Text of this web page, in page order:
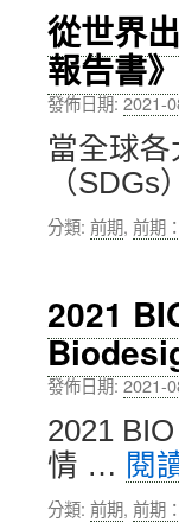
從世界
報告書
發佈日期:2021-
當全球
（
分類: 前期, 前期
2021
發佈日期:2021-
2021
情 … 閱
分類: 前期, 前期